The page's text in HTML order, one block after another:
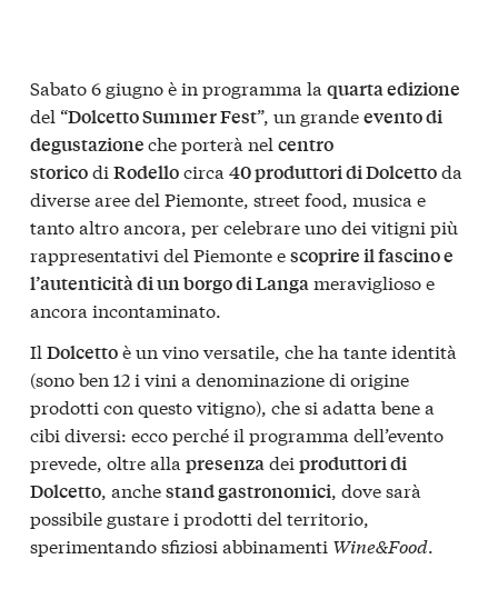
Sabato 6 giugno è in programma la quarta edizione
del “Dolcetto Summer Fest”, un grandeevento di
degustazioneche porterà nel centro
storicodi Rodellocirca 40 produttori di Dolcettoda
diverse aree del Piemonte, street food, musica e
tanto altro ancora, per celebrare uno dei vitigni più
rappresentativi del Piemonte escoprire il fascino e
l’autenticità di un borgo di Langameraviglioso e
ancora incontaminato.
Il Dolcettoè un vino versatile, che ha tante identità
(sono ben 12 i vini a denominazione di origine
prodotti con questo vitigno), che si adatta bene a
cibi diversi: ecco perché il programma dell’evento
prevede, oltre alla presenzadei produttori di
Dolcetto, anchestand gastronomici, dove sarà
possibile gustare i prodotti del territorio,
sperimentando sfiziosi abbinamenti Wine&Food.